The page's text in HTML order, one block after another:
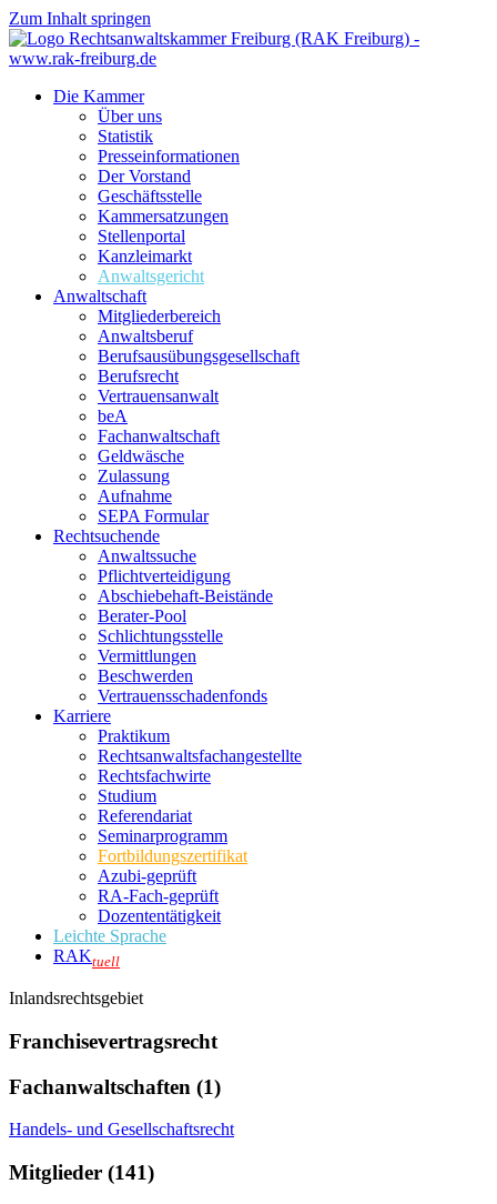
Zum Inhalt springen
Die Kammer
Über uns
Statistik
Presseinformationen
Der Vorstand
Geschäftsstelle
Kammersatzungen
Stellenportal
Kanzleimarkt
Anwaltsgericht
Anwaltschaft
Mitgliederbereich
Anwaltsberuf
Berufsausübungs­gesellschaft
Berufsrecht
Vertrauensanwalt
beA
Fachanwaltschaft
Geldwäsche
Zulassung
Aufnahme
SEPA Formular
Rechtsuchende
Anwaltssuche
Pflichtverteidigung
Abschiebehaft-Beistände
Berater-Pool
Schlichtungsstelle
Vermittlungen
Beschwerden
Vertrauensschadenfonds
Karriere
Praktikum
Rechtsanwalts­fachangestellte
Rechtsfachwirte
Studium
Referendariat
Seminarprogramm
Fortbildungszertifikat
Azubi-geprüft
RA-Fach-geprüft
Dozententätigkeit
Leichte Sprache
RAKtuell
Inlandsrechtsgebiet
Franchisevertragsrecht
Fachanwaltschaften (1)
Handels- und Gesellschaftsrecht
Mitglieder (141)